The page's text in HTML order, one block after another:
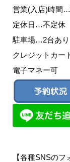
営業(入店)時間
定休日…不定休
駐車場…2台あり
クレジットカー
電子マネー可
【各種SNSのフ